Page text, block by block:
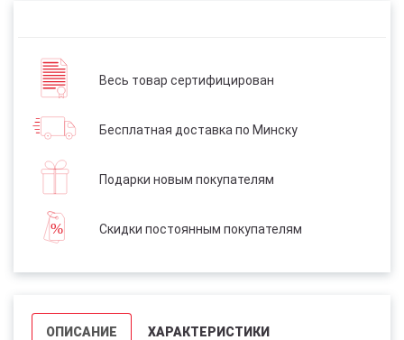
Весь товар сертифицирован
Бесплатная доставка по Минску
Подарки новым покупателям
Скидки постоянным покупателям
ОПИСАНИЕ ХАРАКТЕРИСТИКИ